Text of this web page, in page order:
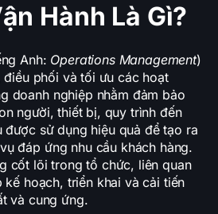
Hành Là Gì?
Anh: Operations Management)
điều phối và tối ưu các hoạt
doanh nghiệp nhằm đảm bảo
người, thiết bị, quy trình đến
được sử dụng hiệu quả để tạo ra
đáp ứng nhu cầu khách hàng.
cốt lõi trong tổ chức, liên quan
hoạch, triển khai và cải tiến
và cung ứng.